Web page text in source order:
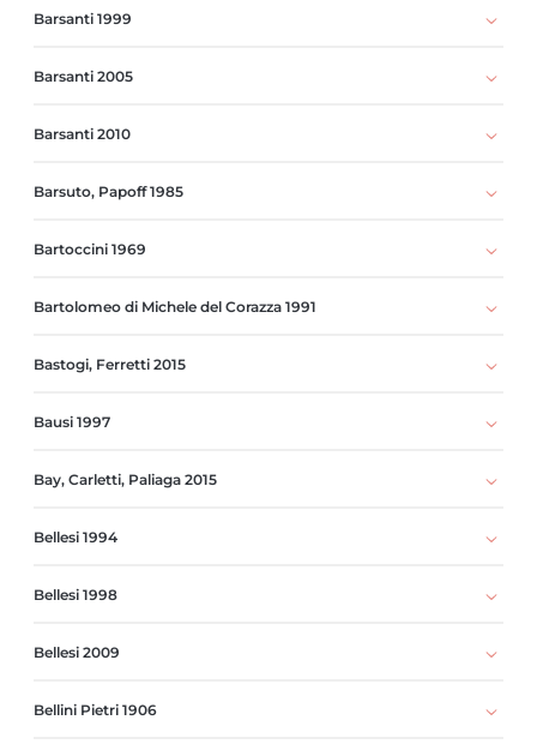
Barsanti 1999
Barsanti 2005
Barsanti 2010
Barsuto, Papoff 1985
Bartoccini 1969
Bartolomeo di Michele del Corazza 1991
Bastogi, Ferretti 2015
Bausi 1997
Bay, Carletti, Paliaga 2015
Bellesi 1994
Bellesi 1998
Bellesi 2009
Bellini Pietri 1906